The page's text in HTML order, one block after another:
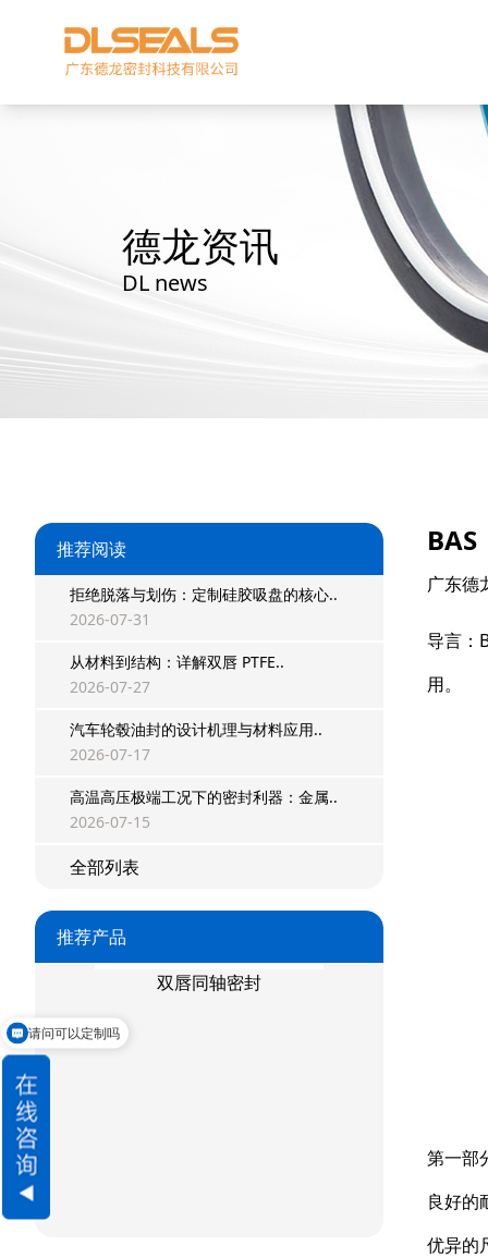
德龙资讯
DL news
推荐阅读
拒绝脱落与划伤：定制硅胶吸盘的核心..
2026-07-31
从材料到结构：详解双唇 PTFE..
2026-07-27
汽车轮毂油封的设计机理与材料应用..
2026-07-17
高温高压极端工况下的密封利器：金属..
2026-07-15
全部列表
推荐产品
组合密封
阶梯型组合
双唇同轴密封
广东德
导言：
用。
第一部
良好的
优异的
请问可以定制吗